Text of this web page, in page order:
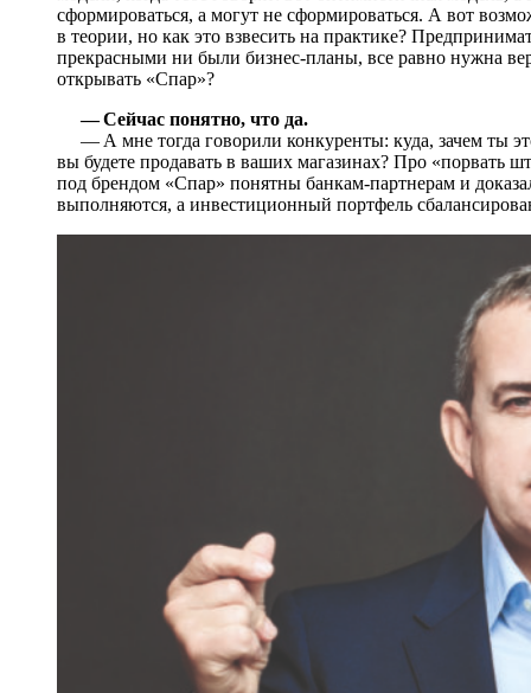
сформироваться, а могут не сформироваться. А вот
в теории, но как это взвесить на практике?
прекрасными ни были бизнес-планы, все равно нужна
открывать «Спар»?
— Сейчас понятно, что да.
— А мне тогда говорили конкуренты: куда, зачем ты
вы будете продавать в ваших магазинах? Про «порвать
под брендом «Спар» понятны банкам-партнерам и
выполняются, а инвестиционный портфель